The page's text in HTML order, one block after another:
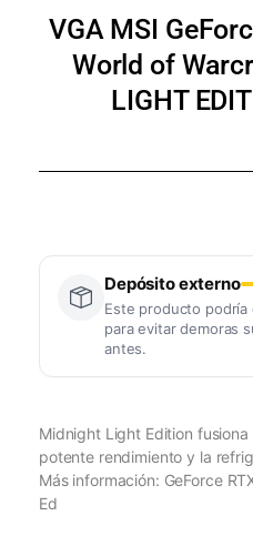
VGA MSI
World of
LIGHT
Depósito externo
Este producto
para evitar demoras
antes.
Midnight Light Edition
potente rendimiento y la
Más información: GeForce
Ed